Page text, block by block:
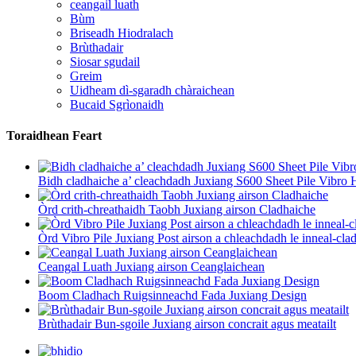
ceangail luath
Bùm
Briseadh Hiodralach
Brùthadair
Siosar sgudail
Greim
Uidheam dì-sgaradh chàraichean
Bucaid Sgrìonaidh
Toraidhean Feart
Bidh cladhaiche a’ cleachdadh Juxiang S600 Sheet Pile Vibro
Òrd crith-chreathaidh Taobh Juxiang airson Cladhaiche
Òrd Vibro Pile Juxiang Post airson a chleachdadh le inneal-
Ceangal Luath Juxiang airson Ceanglaichean
Boom Cladhach Ruigsinneachd Fada Juxiang Design
Brùthadair Bun-sgoile Juxiang airson concrait agus meatailt